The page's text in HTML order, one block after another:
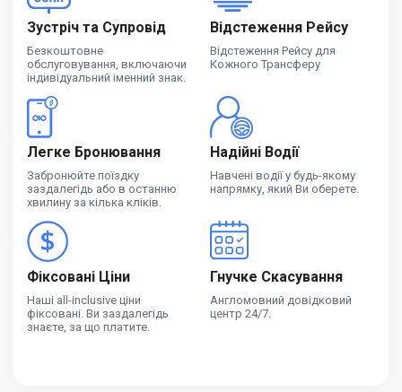
Зустріч та Супровід
Безкоштовне
обслуговування, включаючи
індивідуальний іменний знак.
Відстеження Рейсу
Відстеження Рейсу для
Кожного Трансферу
Легке Бронювання
Забронюйте поїздку
заздалегідь або в останню
хвилину за кілька кліків.
Надійні Водії
Навчені водії у будь-якому
напрямку, який Ви оберете.
Фіксовані Ціни
Наші all-inclusive ціни
фіксовані. Ви заздалегідь
знаєте, за що платите.
Гнучке Скасування
Англомовний довідковий
центр 24/7.